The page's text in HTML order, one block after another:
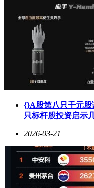
{}A股第八只千元
只标杆股投资启示
2026-03-21